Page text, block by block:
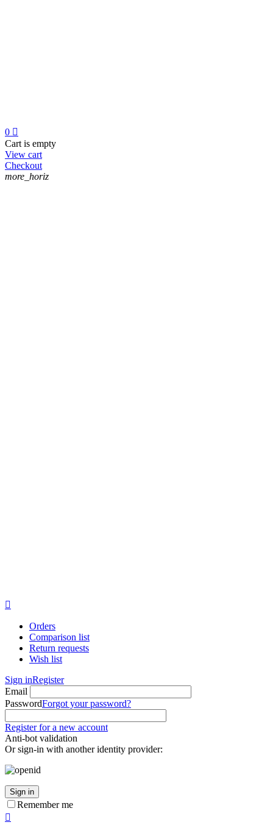
0 
Cart is empty
View cart
Checkout
more_horiz

Orders
Comparison list
Return requests
Wish list
Sign inRegister
Email
PasswordForgot your password?
Register for a new account
Anti-bot validation
Or sign-in with another identity provider:
Sign in
Remember me
